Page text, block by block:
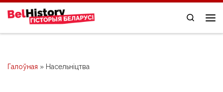
Skip to content
Search
Галоўная » Насельніцтва